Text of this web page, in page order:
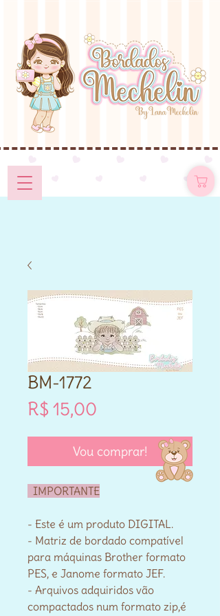
BM-1772
R$ 15,00
Vou comprar!
IMPORTANTE
- Este é um produto DIGITAL.
- Matriz de bordado compatível
para máquinas Brother formato
PES, e Janome formato JEF.
- Arquivos adquiridos vão
compactados num formato zip,é